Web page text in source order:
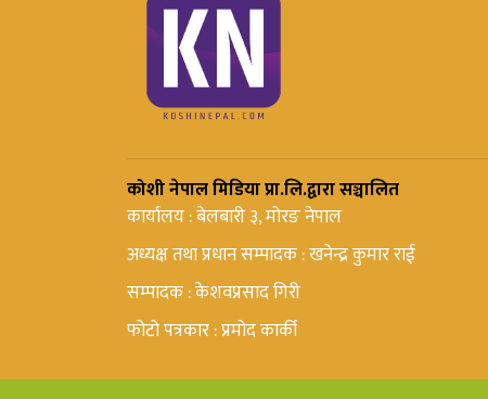
कोशी नेपाल मिडिया प्रा.लि.द्वारा सञ्चालित
कार्यालय : बेलबारी ३, मोरङ नेपाल
अध्यक्ष तथा प्रधान सम्पादक : खनेन्द्र कुमार राई
सम्पादक : केशवप्रसाद गिरी
फोटो पत्रकार : प्रमोद कार्की